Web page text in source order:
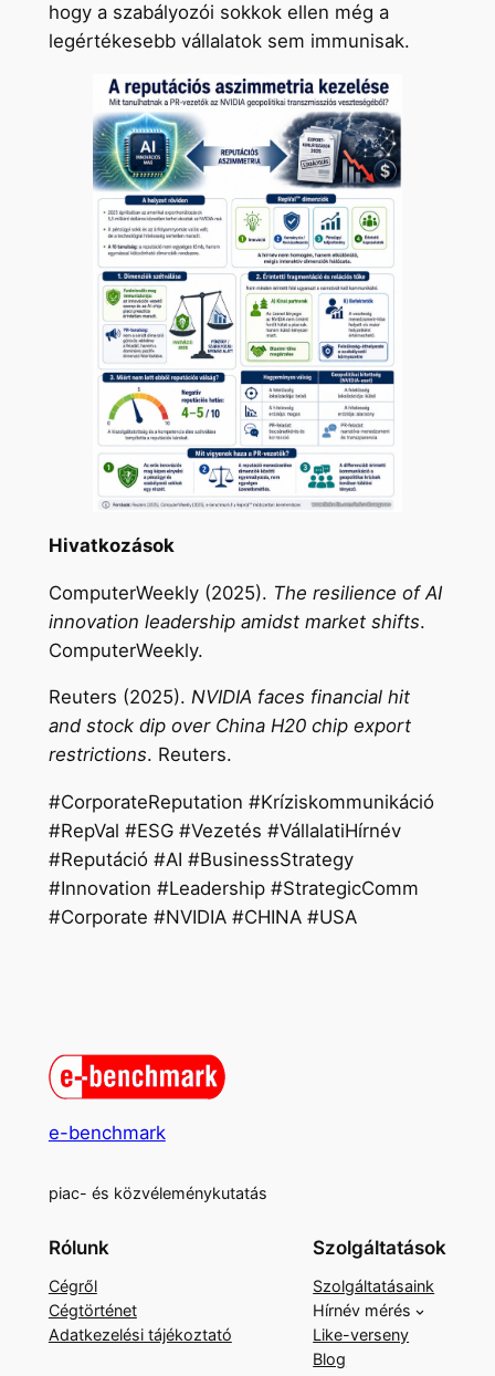
hogy a szabályozói sokkok ellen még a
legértékesebb vállalatok sem immunisak.
Hivatkozások
ComputerWeekly (2025). The resilience of AI
innovation leadership amidst market shifts.
ComputerWeekly.
Reuters (2025). NVIDIA faces financial hit
and stock dip over China H20 chip export
restrictions. Reuters.
#CorporateReputation #Kríziskommunikáció
#RepVal #ESG #Vezetés #VállalatiHírnév
#Reputáció #AI #BusinessStrategy
#Innovation #Leadership #StrategicComm
#Corporate #NVIDIA #CHINA #USA
e-benchmark
piac- és közvéleménykutatás
Rólunk
Cégről
Cégtörténet
Adatkezelési tájékoztató
Szolgáltatások
Szolgáltatásaink
Hírnév mérés
Like-verseny
Blog